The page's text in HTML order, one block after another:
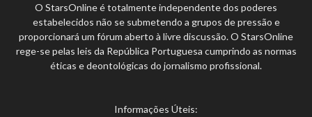
O StarsOnline é totalmente independente dos poderes
estabelecidos não se submetendo a grupos de pressão e
proporcionará um fórum aberto à livre discussão. O StarsOnline
rege-se pelas leis da República Portuguesa cumprindo as normas
éticas e deontológicas do jornalismo profissional.
Informações Úteis: